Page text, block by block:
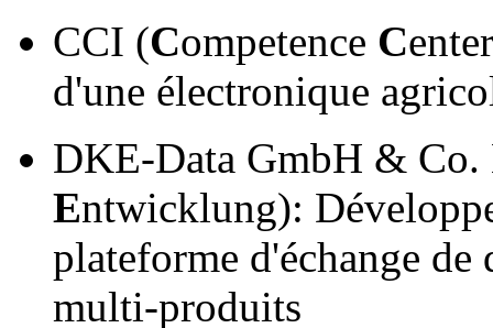
CCI (Competence C
d'une électronique
DKE-Data GmbH & Co.
Entwicklung):
plateforme d'échange
multi-produits